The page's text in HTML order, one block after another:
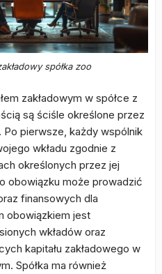
spółka zoo
zakładowym w spółce z
są ściśle określone przez
pierwsze, każdy wspólnik
wkładu zgodnie z
określonych przez jej
obowiązku może prowadzić
finansowych dla
obowiązkiem jest
wkładów oraz
kapitału zakładowego w
Spółka ma również